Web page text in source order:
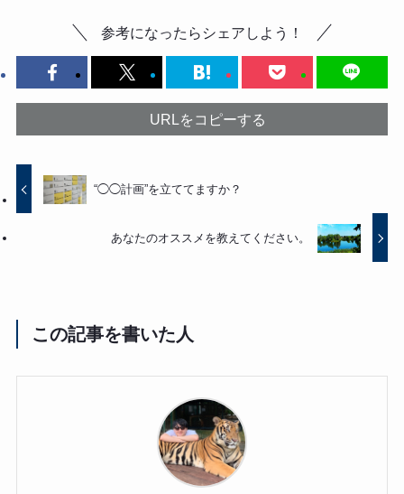
参考になったらシェアしよう！
URLをコピーする
“◯◯計画”を立ててますか？
あなたのオススメを教えてください。
この記事を書いた人